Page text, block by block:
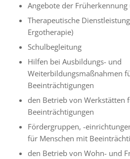
Angebote der
Therapeutische
Ergotherapie)
Schulbegleitung
Hilfen bei Ausbildungs- und
Weiterbildungsmaßnahmen
Beeinträchtigungen
den Betrieb von Werkstätten
Beeinträchtigungen
Fördergruppen, -
für Menschen mit
den Betrieb von Wohn- und